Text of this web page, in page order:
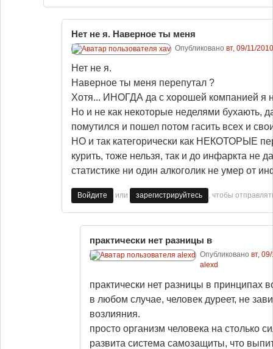
Нет не я. Наверное ты меня
Опубликовано вт, 09/11/
Нет не я.
Наверное ты меня перепутал ?
Хотя... ИНОГДА да с хорошей компанией я
Но и не как некоторые неделями бухають,
помутился и пошел потом гасить всех и
НО и так категорически как НЕКОТОРЫЕ
курить, тоже нельзя, так и до инфаркта не
статистике ни один алкоголик не умер от
Войдите или зарегистрируйтесь , чтобы
практически нет разницы в
Опубликовано вт,
alexd
практически нет разницы в принципах
в любом случае, человек дуреет, не
возлияния.
просто организм человека на столько
развита система самозащиты, что